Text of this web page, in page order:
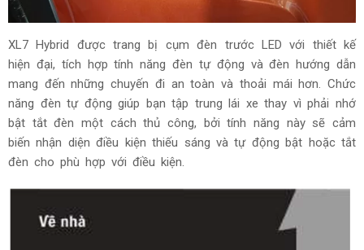
XL7 Hybrid được trang bị cụm đèn trước LED với thiết kế
hiện đại, tích hợp tính năng đèn tự động và đèn hướng dẫn
mang đến những chuyến đi an toàn và thoải mái hơn. Chức
năng đèn tự động giúp bạn tập trung lái xe thay vì phải nhớ
bật tắt đèn một cách thủ công, bởi tính năng này sẽ cảm
biến nhận diện điều kiện thiếu sáng và tự động bật hoặc tắt
đèn cho phù hợp với điều kiện.